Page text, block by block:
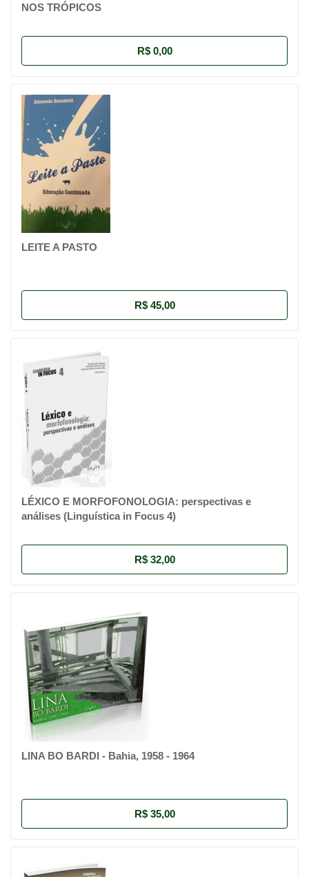
NOS TRÓPICOS
R$ 0,00
LEITE A PASTO
R$ 45,00
LÉXICO E MORFOFONOLOGIA: perspectivas e
análises (Linguística in Focus 4)
R$ 32,00
LINA BO BARDI - Bahia, 1958 - 1964
R$ 35,00